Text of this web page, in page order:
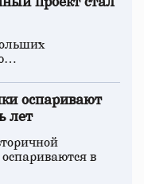
оспаривают
лет
в